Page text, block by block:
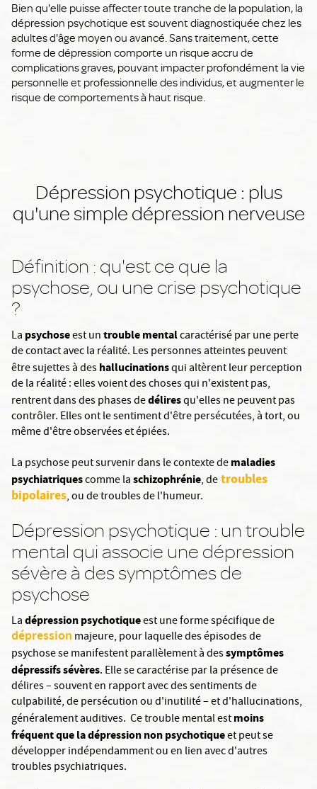
Bien qu'elle puisse affecter toute tranche de la population, la
dépression psychotique est souvent diagnostiquée chez les
adultes d'âge moyen ou avancé. Sans traitement, cette
forme de dépression comporte un risque accru de
complications graves, pouvant impacter profondément la vie
personnelle et professionnelle des individus, et augmenter le
risque de comportements à haut risque.
Dépression psychotique : plus
qu'une simple dépression nerveuse
Définition : qu'est ce que la
psychose, ou une crise psychotique
?
La psychoseest untrouble mentalcaractérisé par une perte
de contact avec la réalité. Les personnes atteintes peuvent
être sujettes à deshallucinationsqui altèrent leur perception
de la réalité : elles voient des choses qui n'existent pas,
rentrent dans des phases dedéliresqu'elles ne peuvent pas
contrôler. Elles ont le sentiment d'être persécutées, à tort, ou
même d'être observées et épiées.
La psychose peut survenir dans le contexte demaladies
psychiatriquescomme laschizophrénie, detroubles
bipolaires, ou de troubles de l'humeur.
Dépression psychotique : un trouble
mental qui associe une dépression
sévère à des symptômes de
psychose
Ladépression psychotiqueest une forme spécifique de
dépression majeure, pour laquelle des épisodes de
psychose se manifestent parallèlement à dessymptômes
dépressifs sévères. Elle se caractérise par la présence de
délires – souvent en rapport avec des sentiments de
culpabilité, de persécution ou d'inutilité – et d'hallucinations,
généralement auditives. Ce trouble mental estmoins
fréquent que la dépression non psychotiqueet peut se
développer indépendamment ou en lien avec d'autres
troubles psychiatriques.